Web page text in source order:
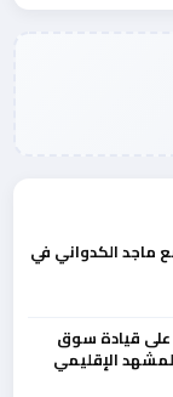
ماجد الكدواني في
على قيادة سوق
الإقليمي